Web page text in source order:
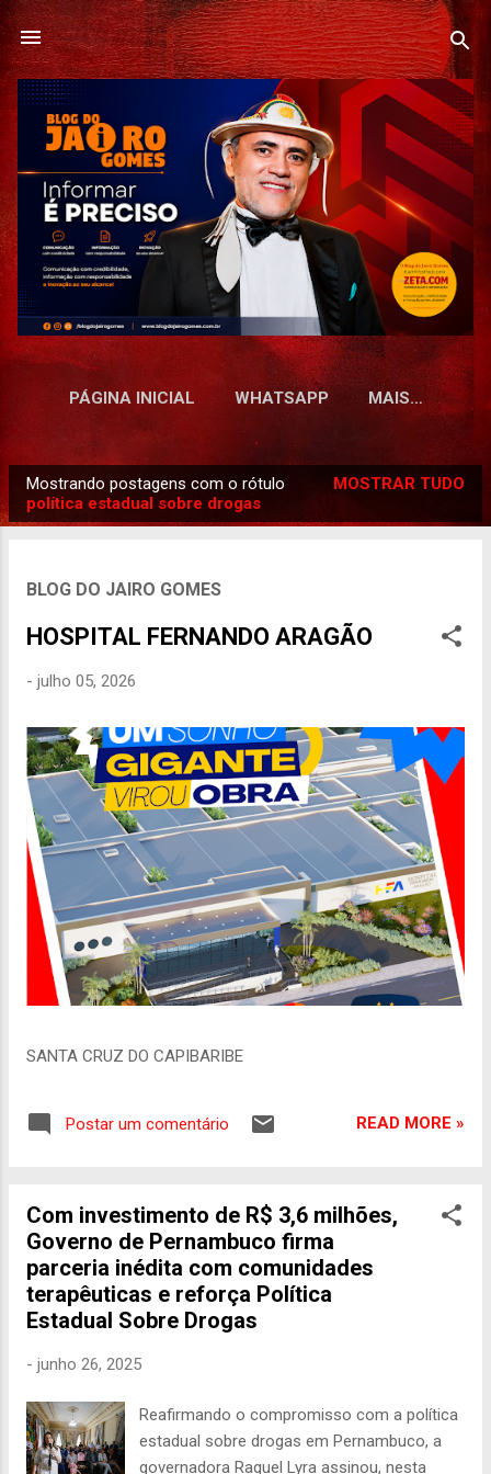
Pular para o conteúdo principal
PÁGINA INICIAL WHATSAPP MAIS…
o
Mostrando postagens com o rótulo
política estadual sobre drogas
MOSTRAR TUDO
BLOG DO JAIRO GOMES
HOSPITAL FERNANDO ARAGÃO
- julho 05, 2026
SANTA CRUZ DO CAPIBARIBE
Postar um comentário READ MORE »
Com investimento de R$ 3,6 milhões,
Governo de Pernambuco firma
parceria inédita com comunidades
terapêuticas e reforça Política
Estadual Sobre Drogas
- junho 26, 2025
Reafirmando o compromisso com a política
estadual sobre drogas em Pernambuco, a
governadora Raquel Lyra assinou, nesta